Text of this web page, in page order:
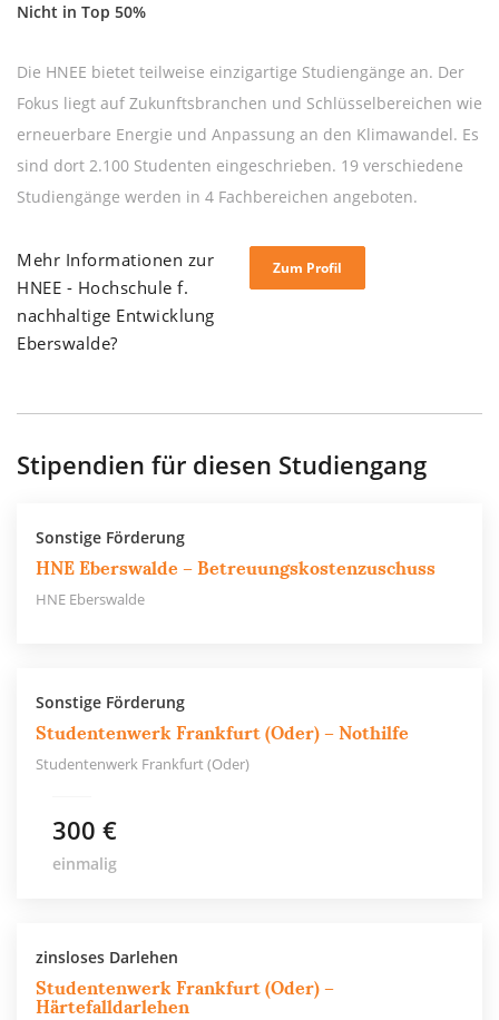
Nicht in Top 50%
Die HNEE bietet teilweise einzigartige Studiengänge an. Der
Fokus liegt auf Zukunftsbranchen und Schlüsselbereichen wie
erneuerbare Energie und Anpassung an den Klimawandel. Es
sind dort 2.100 Studenten eingeschrieben. 19 verschiedene
Studiengänge werden in 4 Fachbereichen angeboten.
Mehr Informationen zur
HNEE - Hochschule f.
nachhaltige Entwicklung
Eberswalde?
Zum Profil
Stipendien für diesen Studiengang
Sonstige Förderung
HNE Eberswalde – Betreuungskostenzuschuss
HNE Eberswalde
Sonstige Förderung
Studentenwerk Frankfurt (Oder) – Nothilfe
Studentenwerk Frankfurt (Oder)
300 €
einmalig
zinsloses Darlehen
Studentenwerk Frankfurt (Oder) –
Härtefalldarlehen